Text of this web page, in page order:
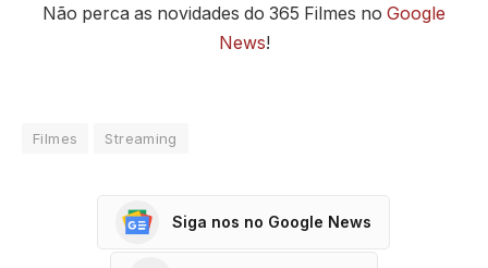
Não perca as novidades do 365 Filmes no Google
News!
Filmes Streaming
Siga nos no Google News